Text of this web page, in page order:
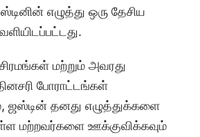
எழுத்து ஒரு தேசிய
மற்றும் அவரது
போராட்டங்கள்
ஜஸ்டின் தனது எழுத்துக்களை
மற்றவர்களை ஊக்குவிக்கவும்